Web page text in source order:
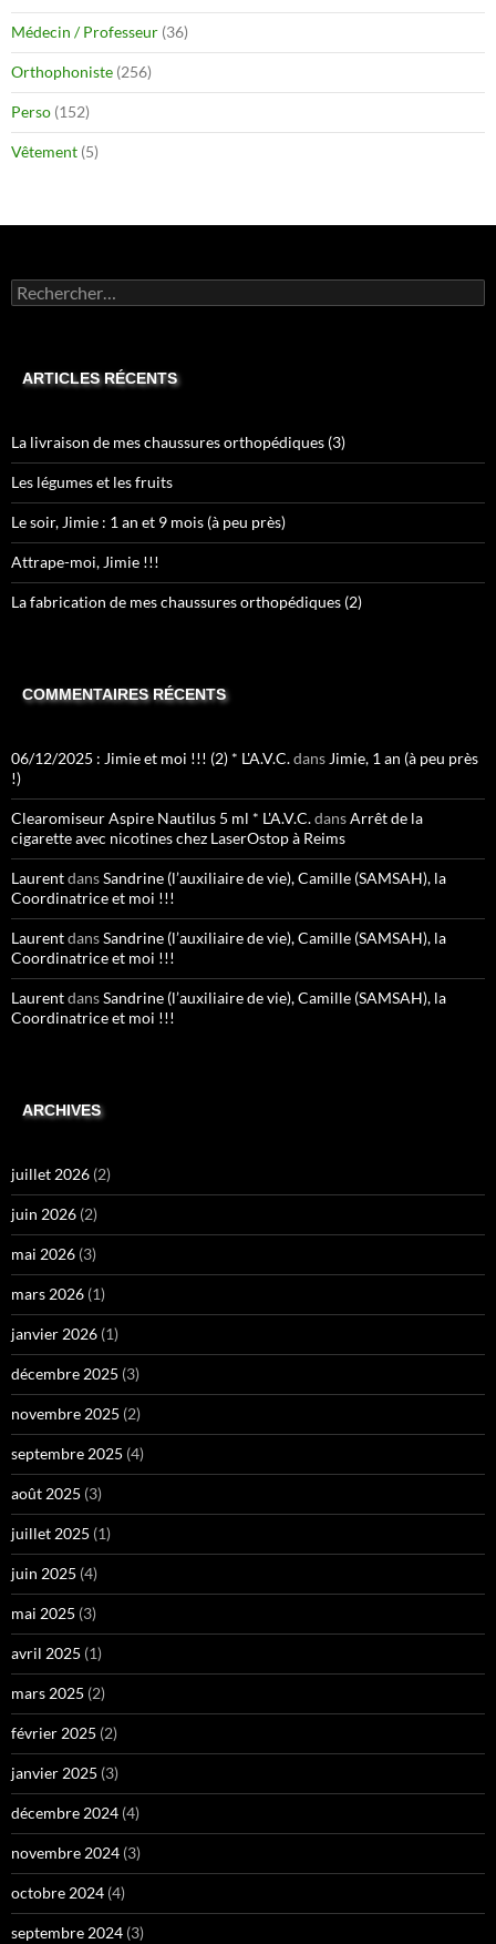
Médecin / Professeur (36)
Orthophoniste (256)
Perso (152)
Vêtement (5)
Rechercher :
ARTICLES RÉCENTS
La livraison de mes chaussures orthopédiques (3)
Les légumes et les fruits
Le soir, Jimie : 1 an et 9 mois (à peu près)
Attrape-moi, Jimie !!!
La fabrication de mes chaussures orthopédiques (2)
COMMENTAIRES RÉCENTS
06/12/2025 : Jimie et moi !!! (2) * L'A.V.C.dans Jimie, 1 an (à peu près
!)
Clearomiseur Aspire Nautilus 5 ml * L'A.V.C.dansArrêt de la
cigarette avec nicotines chez LaserOstop à Reims
LaurentdansSandrine (l’auxiliaire de vie), Camille (SAMSAH), la
Coordinatrice et moi !!!
LaurentdansSandrine (l’auxiliaire de vie), Camille (SAMSAH), la
Coordinatrice et moi !!!
LaurentdansSandrine (l’auxiliaire de vie), Camille (SAMSAH), la
Coordinatrice et moi !!!
ARCHIVES
juillet 2026 (2)
juin 2026 (2)
mai 2026 (3)
mars 2026 (1)
janvier 2026 (1)
décembre 2025 (3)
novembre 2025 (2)
septembre 2025 (4)
août 2025 (3)
juillet 2025 (1)
juin 2025 (4)
mai 2025 (3)
avril 2025 (1)
mars 2025 (2)
février 2025 (2)
janvier 2025 (3)
décembre 2024 (4)
novembre 2024 (3)
octobre 2024 (4)
septembre 2024 (3)